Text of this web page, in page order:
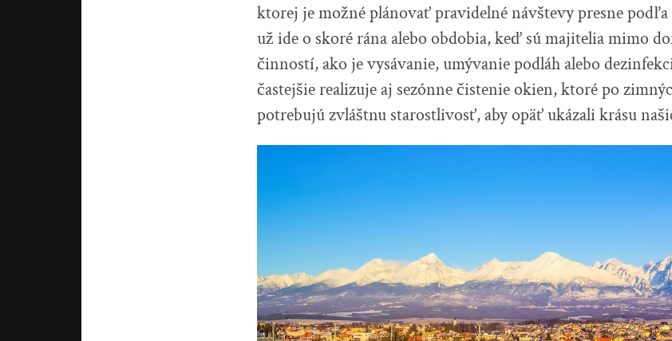
ktorej je možné plánovať pravidelné návštevy presne
už ide o skoré rána alebo obdobia, keď sú majitelia mimo
činností, ako je vysávanie, umývanie podláh alebo
častejšie realizuje aj sezónne čistenie okien, ktoré po
potrebujú zvláštnu starostlivosť, aby opäť ukázali krásu